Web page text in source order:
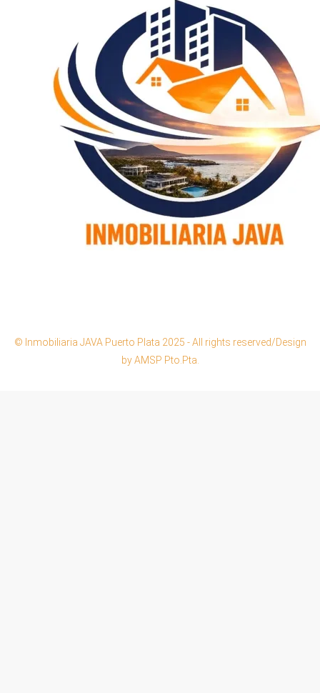
© Inmobiliaria JAVA Puerto Plata 2025 - All rights reserved/Design
by AMSP Pto.Pta.